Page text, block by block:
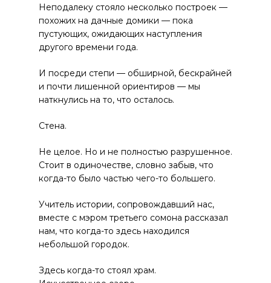
Неподалеку стояло несколько построек —
похожих на дачные домики — пока
пустующих, ожидающих наступления
другого времени года.
И посреди степи — обширной, бескрайней
и почти лишенной ориентиров — мы
наткнулись на то, что осталось.
Стена.
Не целое. Но и не полностью разрушенное.
Стоит в одиночестве, словно забыв, что
когда-то было частью чего-то большего.
Учитель истории, сопровождавший нас,
вместе с мэром третьего сомона рассказал
нам, что когда-то здесь находился
небольшой городок.
Здесь когда-то стоял храм.